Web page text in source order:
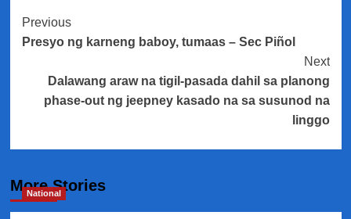
Post
Navigation
Previous
Presyo ng karneng baboy, tumaas – Sec Piñol
Next
Dalawang araw na tigil-pasada dahil sa planong
phase-out ng jeepney kasado na sa susunod na
linggo
More Stories
National